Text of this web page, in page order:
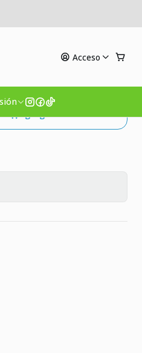
Acceso
Gris 45
Agregar al Carro